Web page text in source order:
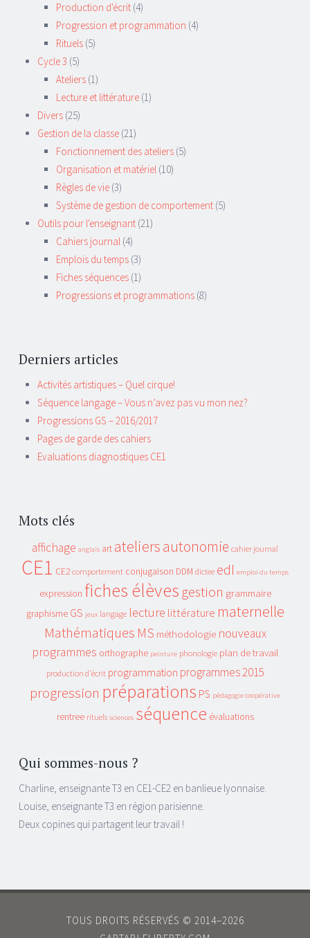
Production d'écrit (4)
Progression et programmation (4)
Rituels (5)
Cycle 3 (5)
Ateliers (1)
Lecture et littérature (1)
Divers (25)
Gestion de la classe (21)
Fonctionnement des ateliers (5)
Organisation et matériel (10)
Règles de vie (3)
Système de gestion de comportement (5)
Outils pour l'enseignant (21)
Cahiers journal (4)
Emplois du temps (3)
Fiches séquences (1)
Progressions et programmations (8)
Derniers articles
Activités artistiques – Quel cirque!
Séquence langage – Vous n’avez pas vu mon nez?
Progressions GS – 2016/2017
Pages de garde des cahiers
Evaluations diagnostiques CE1
Mots clés
affichage anglais art ateliersautonomie cahier journal
CE1 CE2 comportement conjugaison DDM dictee edl emploi du temps
expression fiches élèves gestion grammaire
graphisme GS jeux langage lecture littérature maternelle
Mathématiques MS méthodologie nouveaux
programmes orthographe peinture phonologie plan de travail
production d'écrit programmation programmes 2015
progression préparations PS pédagogie coopérative
rentree rituels sciences séquence évaluations
Qui sommes-nous ?
Charline, enseignante T3 en CE1-CE2 en banlieue lyonnaise.
Louise, enseignante T3 en région parisienne.
Deux copines qui partagent leur travail !
TOUS DROITS RÉSERVÉS © 2014–2026